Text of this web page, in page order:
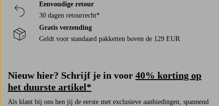
Eenvoudige retour
30 dagen retourrecht*
Gratis verzending
Geldt voor standaard pakketten boven de 129 EUR
Nieuw hier? Schrijf je in voor 40% korting op
het duurste artikel*
Als klant bij ons ben jij de eerste met exclusieve aanbiedingen, spannend